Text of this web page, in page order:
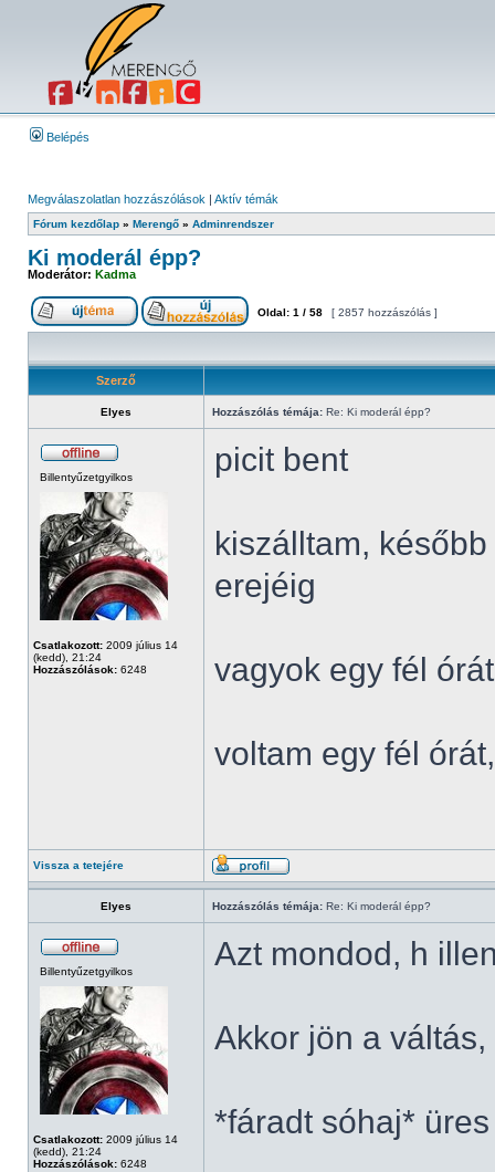
Belépés
Megválaszolatlan hozzászólások | Aktív témák
Fórum kezdőlap » Merengő » Adminrendszer
Ki moderál épp?
Moderátor: Kadma
Oldal: 1 / 58 [ 2857 hozzászólás ]
Szerző
Elyes Hozzászólás témája: Re: Ki moderál épp?
Billentyűzetgyilkos
Csatlakozott: 2009 július 14
(kedd), 21:24
Hozzászólások: 6248
picit bent
kiszálltam,
erejéig
vagyok egy fél órát
voltam egy fél
Vissza a tetejére
Elyes Hozzászólás témája: Re: Ki moderál épp?
Billentyűzetgyilkos
Csatlakozott: 2009 július 14
(kedd), 21:24
Hozzászólások: 6248
Azt mondod, h
Akkor jön a
*fáradt sóhaj* üres